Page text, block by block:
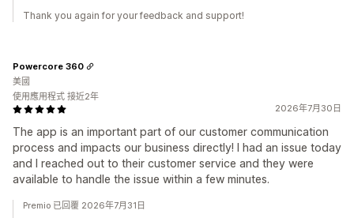
Thank you again for your feedback and support!
2026年7月30日
The app is an important part of our customer communication
process and impacts our business directly! I had an issue today
and I reached out to their customer service and they were
available to handle the issue within a few minutes.
Powercore 360
美國
使用應用程式 接近2年
Premio 已回覆 2026年7月31日